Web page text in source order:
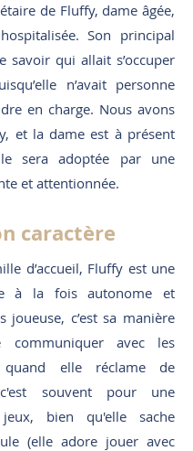
de Fluffy, dame âgée,
Son principal
savoir qui allait s’occuper
n’avait personne
en charge. Nous avons
et la dame est à présent
sera adoptée par une
et attentionnée.
caractère
d’accueil, Fluffy est une
à la fois autonome et
joueuse, c’est sa manière
communiquer avec les
elle réclame de
c'est souvent pour une
bien qu'elle sache
(elle adore jouer avec